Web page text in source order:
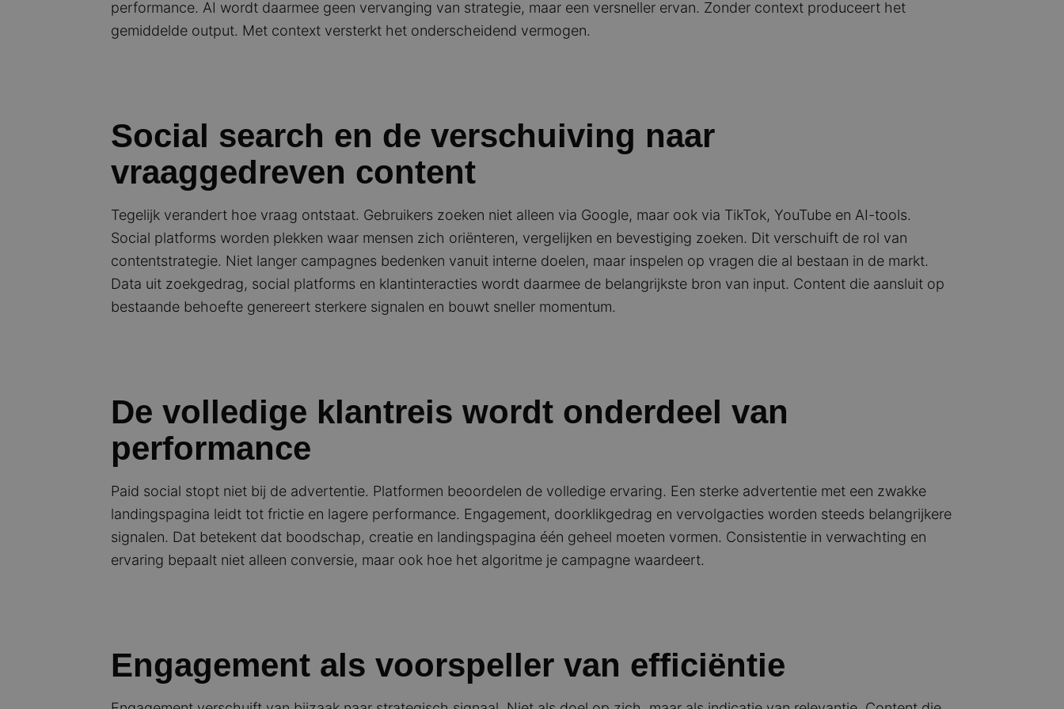
performance. AI wordt daarmee geen vervanging van strategie, maar een versneller ervan. Zonder context produceert het
gemiddelde output. Met context versterkt het onderscheidend vermogen.
Social search en de verschuiving naar
vraaggedreven content
Tegelijk verandert hoe vraag ontstaat. Gebruikers zoeken niet alleen via Google, maar ook via TikTok, YouTube en AI-tools.
Social platforms worden plekken waar mensen zich oriënteren, vergelijken en bevestiging zoeken. Dit verschuift de rol van
contentstrategie. Niet langer campagnes bedenken vanuit interne doelen, maar inspelen op vragen die al bestaan in de markt.
Data uit zoekgedrag, social platforms en klantinteracties wordt daarmee de belangrijkste bron van input. Content die aansluit op
bestaande behoefte genereert sterkere signalen en bouwt sneller momentum.
De volledige klantreis wordt onderdeel van
performance
Paid social stopt niet bij de advertentie. Platformen beoordelen de volledige ervaring. Een sterke advertentie met een zwakke
landingspagina leidt tot frictie en lagere performance. Engagement, doorklikgedrag en vervolgacties worden steeds belangrijkere
signalen. Dat betekent dat boodschap, creatie en landingspagina één geheel moeten vormen. Consistentie in verwachting en
ervaring bepaalt niet alleen conversie, maar ook hoe het algoritme je campagne waardeert.
Engagement als voorspeller van efficiëntie